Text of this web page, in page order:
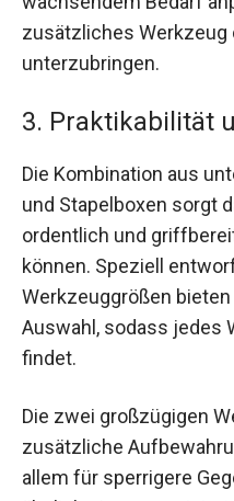
zusätzliches Werkzeug
unterzubringen.
3. Praktikabilität
Die Kombination aus
und Stapelboxen sorgt
ordentlich und
können. Speziell
Werkzeuggrößen
Auswahl, sodass jedes
findet.
Die zwei großzügigen
zusätzliche
allem für sperrigere